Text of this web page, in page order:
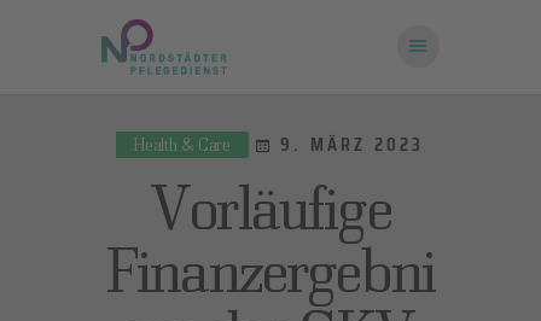
Health & Care 9. MÄRZ 2023
Vorläufige
Finanzergebni
ÜBER UNS
FRAGEN UND
ANTWORTEN